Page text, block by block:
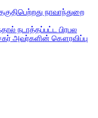
நாவாந்துறை
நடாத்தப்பட்ட பிரபல
அவர்களின் கௌரவிப்பு